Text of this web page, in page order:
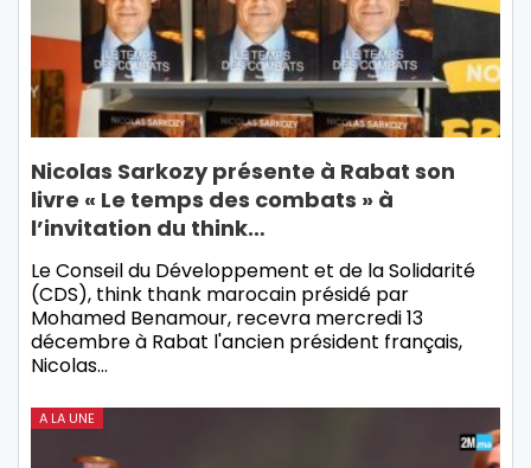
Nicolas Sarkozy présente à Rabat son
livre « Le temps des combats » à
l’invitation du think…
Le Conseil du Développement et de la Solidarité
(CDS), think thank marocain présidé par
Mohamed Benamour, recevra mercredi 13
décembre à Rabat l'ancien président français,
Nicolas…
A LA UNE